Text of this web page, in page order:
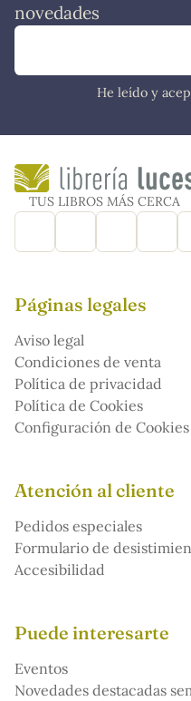
novedades
He leído y
TUS LIBROS MÁS CERCA
Páginas legales
Aviso legal
Condiciones de venta
Política de privacidad
Política de Cookies
Configuración de Cookies
Atención al cliente
Pedidos especiales
Formulario de
Accesibilidad
Puede interesarte
Eventos
Novedades destacadas